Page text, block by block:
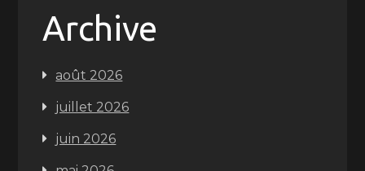
Archive
août 2026
juillet 2026
juin 2026